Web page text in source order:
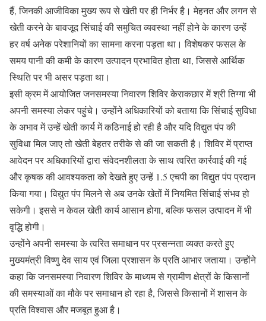
हैं, जिनकी आजीविका मुख्य रूप से खेती पर ही निर्भर है। मेहनत और लगन से
खेती करने के बावजूद सिंचाई की समुचित व्यवस्था नहीं होने के कारण उन्हें
हर वर्ष अनेक परेशानियों का सामना करना पड़ता था। विशेषकर फसल के
समय पानी की कमी के कारण उत्पादन प्रभावित होता था, जिससे आर्थिक
स्थिति पर भी असर पड़ता था।
इसी क्रम में आयोजित जनसमस्या निवारण शिविर केराकछार में श्री तिग्गा भी
अपनी समस्या लेकर पहुंचे। उन्होंने अधिकारियों को बताया कि सिंचाई सुविधा
के अभाव में उन्हें खेती कार्य में कठिनाई हो रही है और यदि विद्युत पंप की
सुविधा मिल जाए तो खेती बेहतर तरीके से की जा सकती है। शिविर में प्राप्त
आवेदन पर अधिकारियों द्वारा संवेदनशीलता के साथ त्वरित कार्रवाई की गई
और कृषक की आवश्यकता को देखते हुए उन्हें 1.5 एचपी का विद्युत पंप प्रदान
किया गया। विद्युत पंप मिलने से अब उनके खेतों में नियमित सिंचाई संभव हो
सकेगी। इससे न केवल खेती कार्य आसान होगा, बल्कि फसल उत्पादन में भी
वृद्धि होगी।
उन्होंने अपनी समस्या के त्वरित समाधान पर प्रसन्नता व्यक्त करते हुए
मुख्यमंत्री विष्णु देव साय एवं जिला प्रशासन के प्रति आभार जताया। उन्होंने
कहा कि जनसमस्या निवारण शिविर के माध्यम से ग्रामीण क्षेत्रों के किसानों
की समस्याओं का मौके पर समाधान हो रहा है, जिससे किसानों में शासन के
प्रति विश्वास और मजबूत हुआ है।